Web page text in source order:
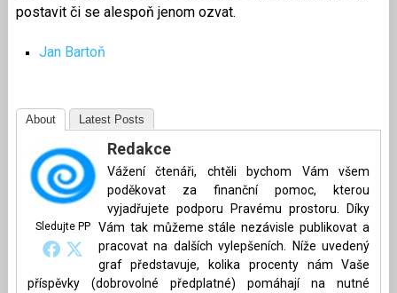
postavit či se alespoň jenom ozvat.
Jan Bartoň
About Latest Posts
Sledujte PP
Redakce
Vážení čtenáři, chtěli bychom Vám všem
poděkovat za finanční pomoc, kterou
vyjadřujete podporu Pravému prostoru. Díky
Vám tak můžeme stále nezávisle publikovat a
pracovat na dalších vylepšeních. Níže uvedený
graf představuje, kolika procenty nám Vaše
příspěvky (dobrovolné předplatné) pomáhají na nutné